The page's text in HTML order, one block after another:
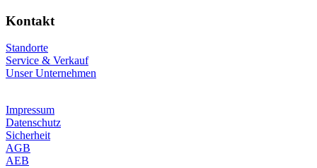
Kontakt
Standorte
Service & Verkauf
Unser Unternehmen
Impressum
Datenschutz
Sicherheit
AGB
AEB